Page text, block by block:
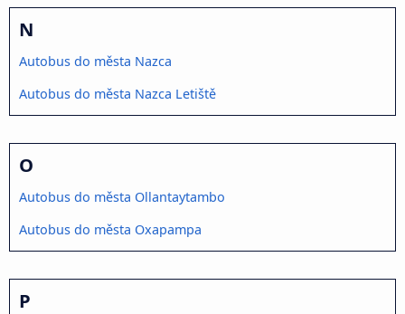
N
Autobus do města Nazca
Autobus do města Nazca Letiště
O
Autobus do města Ollantaytambo
Autobus do města Oxapampa
P